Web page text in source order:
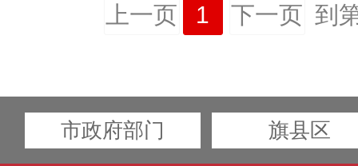
上一页 1 下一页 到
市政府部门 旗县区